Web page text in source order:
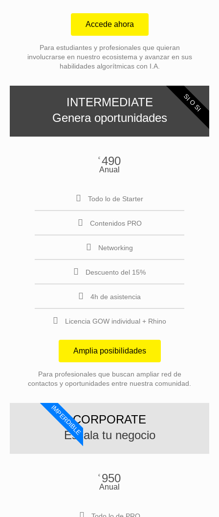
Accede ahora
Para estudiantes y profesionales que quieran
involucrarse en nuestro ecosistema y avanzar en sus
habilidades algorítmicas con I.A.
SI O SI
INTERMEDIATE
Genera oportunidades
€ 490
Anual
Todo lo de Starter
Contenidos PRO
Networking
Descuento del 15%
4h de asistencia
Licencia GOW individual + Rhino
Amplia posibilidades
Para profesionales que buscan ampliar red de
contactos y oportunidades entre nuestra comunidad.
IMPERDIBLECORPORATE
Escala tu negocio
€ 950
Anual